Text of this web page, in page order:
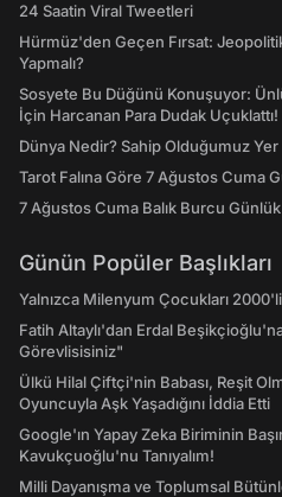
24 Saatin Viral Tweetleri
Hürmüz'den Geçen Fırsat:
Yapmalı?
Sosyete Bu Düğünü Konuşuyor:
İçin Harcanan Para Dudak Uçuklattı!
Dünya Nedir? Sahip Olduğumuz
Tarot Falına Göre 7 Ağustos Cuma
7 Ağustos Cuma Balık Burcu
Günün Popüler Başlıkları
Yalnızca Milenyum Çocukları
Fatih Altaylı'dan Erdal
Görevlisisiniz"
Ülkü Hilal Çiftçi'nin Babası, Reşit
Oyuncuyla Aşk Yaşadığını İddia Etti
Google'ın Yapay Zeka Biriminin
Kavukçuoğlu'nu Tanıyalım!
Milli Dayanışma ve Toplumsal